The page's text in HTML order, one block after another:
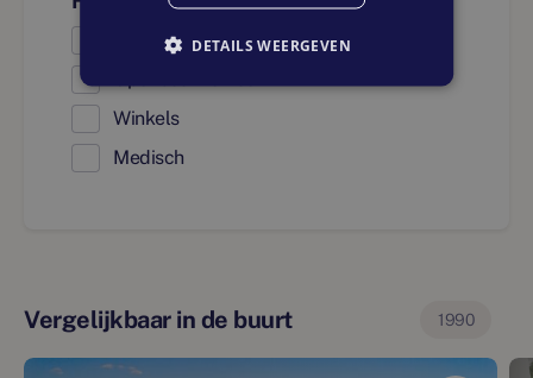
Onderwijs
Winkels
Medisch
Vergelijkbaar in de buurt 1990
DETAILS WEERGEVEN